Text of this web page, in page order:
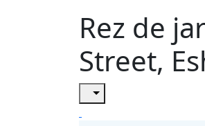
Rez de
Street,